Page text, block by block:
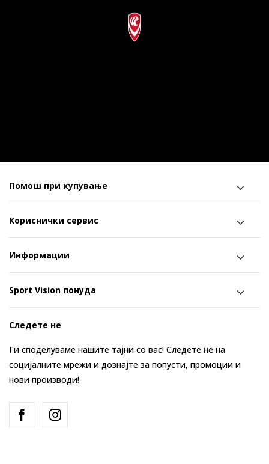
Помош при купување
Кориснички сервис
Информации
Sport Vision понуда
Следете не
Ги споделуваме нашите тајни со вас! Следете не на
социјалните мрежи и дознајте за попусти, промоции и
нови производи!